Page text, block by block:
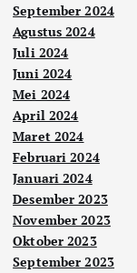
September 2024
Agustus 2024
Juli 2024
Juni 2024
Mei 2024
April 2024
Maret 2024
Februari 2024
Januari 2024
Desember 2023
November 2023
Oktober 2023
September 2023